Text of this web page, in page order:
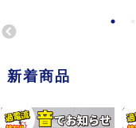
新着商品